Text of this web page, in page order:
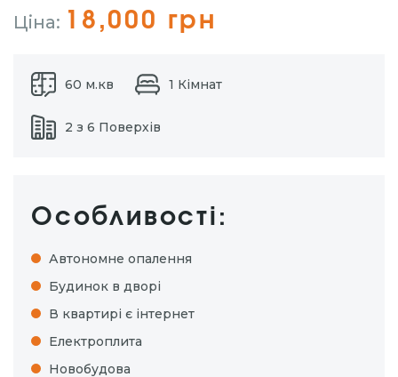
Ціна: 18,000 грн
60 м.кв 1 Кімнат
2 з 6 Поверхів
Особливості:
Автономне опалення
Будинок в дворі
В квартирі є інтернет
Електроплита
Новобудова